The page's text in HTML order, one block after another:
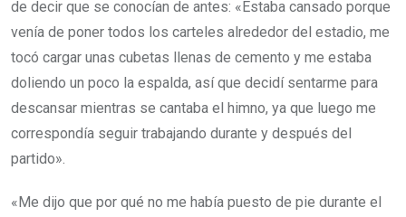
de decir que se conocían de antes: «Estaba cansado porque
venía de poner todos los carteles alrededor del estadio, me
tocó cargar unas cubetas llenas de cemento y me estaba
doliendo un poco la espalda, así que decidí sentarme para
descansar mientras se cantaba el himno, ya que luego me
correspondía seguir trabajando durante y después del
partido».
«Me dijo que por qué no me había puesto de pie durante el